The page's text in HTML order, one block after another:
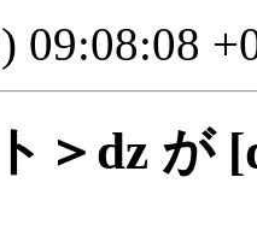
09:08:08
＞dz が